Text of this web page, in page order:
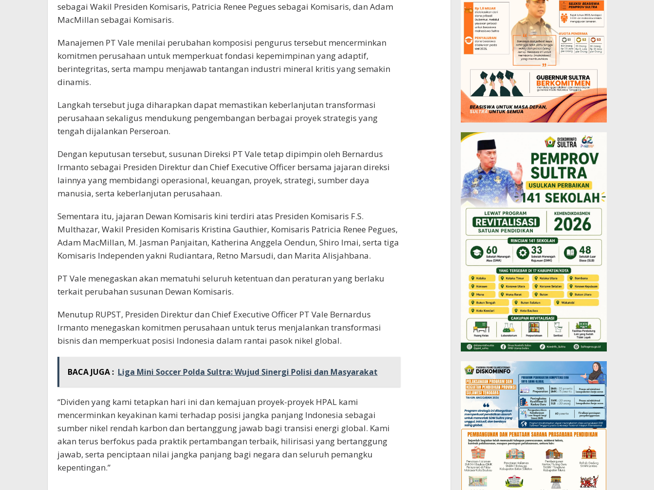
sebagai Wakil Presiden Komisaris, Patricia Renee Pegues sebagai Komisaris, dan Adam
MacMillan sebagai Komisaris.
Manajemen PT Vale menilai perubahan komposisi pengurus tersebut mencerminkan
komitmen perusahaan untuk memperkuat fondasi kepemimpinan yang adaptif,
berintegritas, serta mampu menjawab tantangan industri mineral kritis yang semakin
dinamis.
Langkah tersebut juga diharapkan dapat memastikan keberlanjutan transformasi
perusahaan sekaligus mendukung pengembangan berbagai proyek strategis yang
tengah dijalankan Perseroan.
Dengan keputusan tersebut, susunan Direksi PT Vale tetap dipimpin oleh Bernardus
Irmanto sebagai Presiden Direktur dan Chief Executive Officer bersama jajaran direksi
lainnya yang membidangi operasional, keuangan, proyek, strategi, sumber daya
manusia, serta keberlanjutan perusahaan.
Sementara itu, jajaran Dewan Komisaris kini terdiri atas Presiden Komisaris F.S.
Multhazar, Wakil Presiden Komisaris Kristina Gauthier, Komisaris Patricia Renee Pegues,
Adam MacMillan, M. Jasman Panjaitan, Katherina Anggela Oendun, Shiro Imai, serta tiga
Komisaris Independen yakni Rudiantara, Retno Marsudi, dan Marita Alisjahbana.
PT Vale menegaskan akan mematuhi seluruh ketentuan dan peraturan yang berlaku
terkait perubahan susunan Dewan Komisaris.
Menutup RUPST, Presiden Direktur dan Chief Executive Officer PT Vale Bernardus
Irmanto menegaskan komitmen perusahaan untuk terus menjalankan transformasi
bisnis dan memperkuat posisi Indonesia dalam rantai pasok nikel global.
BACA JUGA : Liga Mini Soccer Polda Sultra: Wujud Sinergi Polisi dan Masyarakat
“Dividen yang kami tetapkan hari ini dan kemajuan proyek-proyek HPAL kami
mencerminkan keyakinan kami terhadap posisi jangka panjang Indonesia sebagai
sumber nikel rendah karbon dan bertanggung jawab bagi transisi energi global. Kami
akan terus berfokus pada praktik pertambangan terbaik, hilirisasi yang bertanggung
jawab, serta penciptaan nilai jangka panjang bagi negara dan seluruh pemangku
kepentingan.”